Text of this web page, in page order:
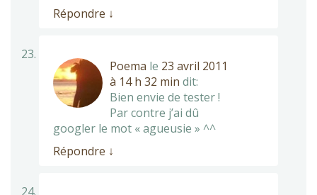
Répondre ↓
Poema le 23 avril 2011
à 14 h 32 min dit:
Bien envie de tester !
Par contre j’ai dû
googler le mot « agueusie » ^^
Répondre ↓